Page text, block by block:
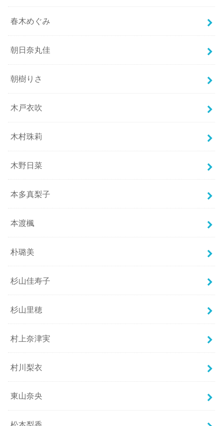
春木めぐみ
朝日奈丸佳
朝樹りさ
木戸衣吹
木村珠莉
木野日菜
本多真梨子
本渡楓
朴璐美
杉山佳寿子
杉山里穂
村上奈津実
村川梨衣
東山奈央